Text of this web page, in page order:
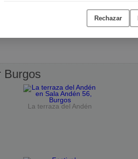
Rechazar
Burgos
La terraza del Andén